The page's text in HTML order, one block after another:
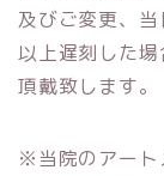
及びご変更、
以上遅刻した
頂戴致します。
※当院のアート